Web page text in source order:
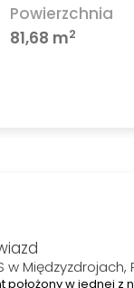
Powierzchnia
81,68 m2
w
w jednej z